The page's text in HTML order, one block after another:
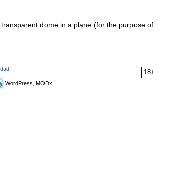
dome in a plane (for the purpose of
18+
WordPress, MODx.